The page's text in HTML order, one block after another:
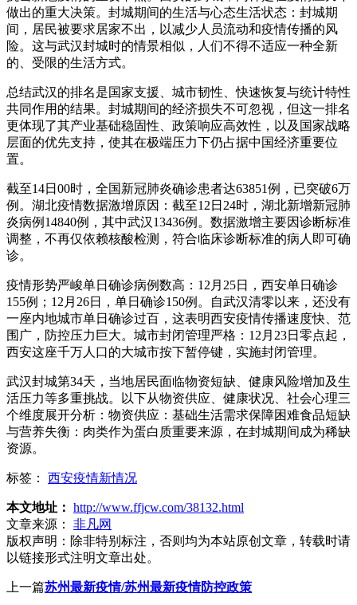
做出的重大决策。封城期间的生活与心态生活状态：封城期
间，居民被要求居家不出，以减少人员流动和疫情传播的风
险。这与武汉封城时的情景相似，人们不得不适应一种全新
的、受限的生活方式。
总结武汉的排名是国家支援、城市韧性、快速恢复与统计特性
共同作用的结果。封城期间的经济损失不可忽视，但这一排名
更体现了其产业基础稳固性、政策响应高效性，以及国家战略
层面的优先支持，使其在极端压力下仍占据中国经济重要位
置。
截至14日00时，全国新冠肺炎确诊患者达63851例，已突破6万
例。湖北疫情数据激增原因：截至12日24时，湖北新增新冠肺
炎病例14840例，其中武汉13436例。数据激增主要因诊断标准
调整，不再仅依赖核酸检测，符合临床诊断标准的病人即可确
诊。
疫情形势严峻单日确诊病例数高：12月25日，西安单日确诊
155例；12月26日，单日确诊150例。自武汉清零以来，还没有
一座内地城市单日确诊过百，这表明西安疫情传播速度快、范
围广，防控压力巨大。城市封闭管理严格：12月23日零点起，
西安这座千万人口的大城市按下暂停键，实施封闭管理。
武汉封城第34天，当地居民面临物资短缺、健康风险增加及生
活压力等多重挑战。以下从物资供应、健康状况、社会心理三
个维度展开分析：物资供应：基础生活需求保障困难食品短缺
与营养失衡：肉类作为蛋白质重要来源，在封城期间成为稀缺
资源。
标签： 西安疫情新情况
本文地址： http://www.ffjcw.com/38132.html
文章来源：
非凡网
版权声明： 除非特别标注，否则均为本站原创文章，转载时请
以链接形式注明文章出处。
上一篇苏州最新疫情/苏州最新疫情防控政策